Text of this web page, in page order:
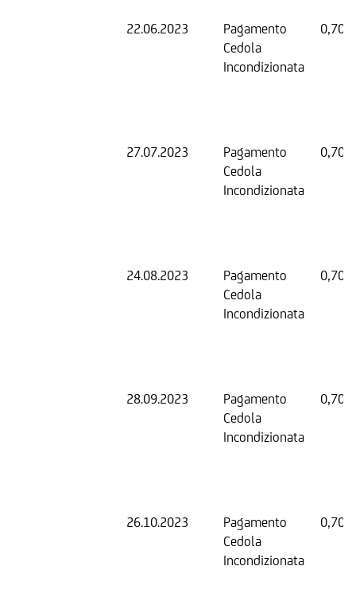
22.06.2023
Pagamento
Cedola
Incondizionata
0,70
27.07.2023
Pagamento
Cedola
Incondizionata
0,70
24.08.2023
Pagamento
Cedola
Incondizionata
0,70
28.09.2023
Pagamento
Cedola
Incondizionata
0,70
26.10.2023
Pagamento
Cedola
Incondizionata
0,70